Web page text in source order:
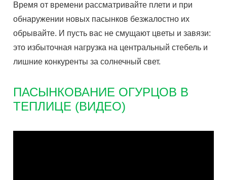
Время от времени рассматривайте плети и при
обнаружении новых пасынков безжалостно их
обрывайте. И пусть вас не смущают цветы и завязи:
это избыточная нагрузка на центральный стебель и
лишние конкуренты за солнечный свет.
ПАСЫНКОВАНИЕ ОГУРЦОВ В
ТЕПЛИЦЕ (ВИДЕО)